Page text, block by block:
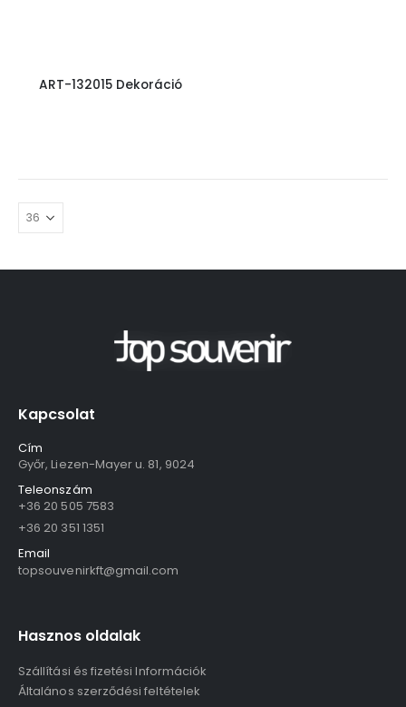
ART-132015 Dekoráció
Kapcsolat
Cím
Győr, Liezen-Mayer u. 81, 9024
Teleonszám
+36 20 505 7583
+36 20 351 1351
Email
topsouvenirkft@gmail.com
Hasznos oldalak
Szállítási és fizetési Információk
Általános szerződési feltételek